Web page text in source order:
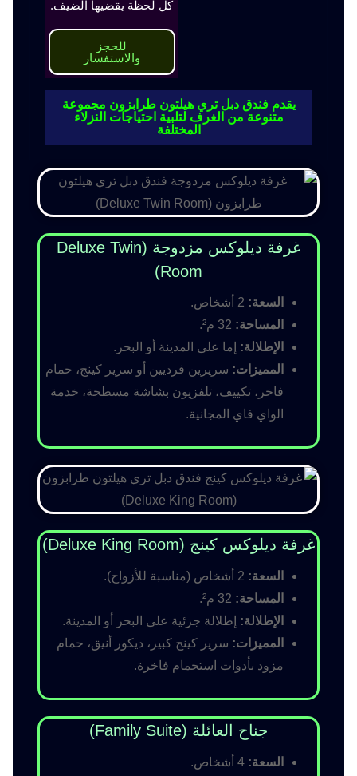
كل لحظة يقضيها الضيف.
للحجز
والاستفسار
يقدم فندق دبل تري هيلتون طرابزون مجموعة
متنوعة من الغرف لتلبية احتياجات النزلاء
المختلفة
غرفة ديلوكس مزدوجة (Deluxe Twin
Room)
السعة:
المساحة:
الإطلالة: إما على المدينة أو البحر.
المميزات: سريرين فرديين أو سرير كينج، حمام
فاخر، تكييف، تلفزيون بشاشة مسطحة، خدمة
الواي فاي المجانية.
غرفة ديلوكس كينج (Deluxe King Room)
السعة:
المساحة:
الإطلالة: إطلالة جزئية على البحر أو المدينة.
المميزات: سرير كينج كبير، ديكور أنيق، حمام
مزود بأدوات استحمام فاخرة.
جناح العائلة (Family Suite)
السعة: